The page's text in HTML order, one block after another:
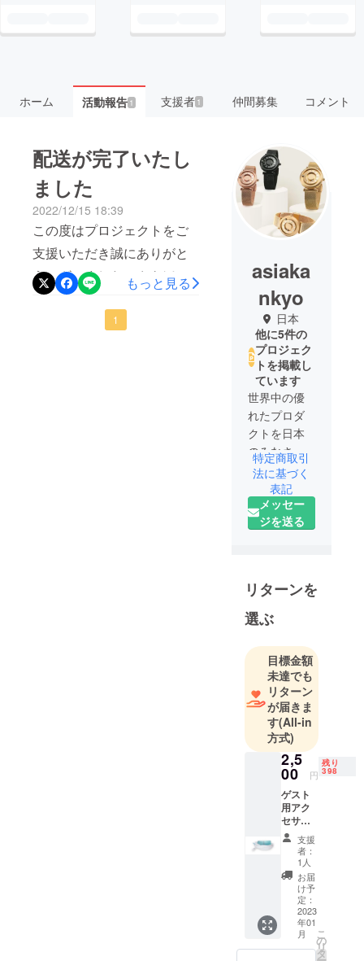
ホーム 活動報告1 支援者 1 仲間募集 コメント
配送が完了いたし
ました
2022/12/15 18:39
この度はプロジェクトをご
支援いただき誠にありがと
うございました。さきほど
商品の配送手続きが完了い
たしました。商品を末長く
もっと見る
1
asiaka
nkyo
日本
他に5件の
プロジェク
トを掲載し
ています
世界中の優
れたプロダ
クトを日本
のみなさま
にご紹介い
たします。
クラウド
ファンディ
計」をリ
リースいた
します。 時
計の基準を
変える！磁
力で動くと
いう新しい
価値を提供
させていた
だきます。
特定商取引
法に基づく
表記
メッセー
ジを送る
リターンを
選ぶ
目標金額
未達でも
リターン
が届きま
す(All-in
方式)
2,5
00 円
残り
398
ゲスト
用アク
セサ
リー
1（水素
吸引
チュー
ブ）
支援
者：
1人
お届
け予
定：
2023
年01
月
こ
の
リ
タ